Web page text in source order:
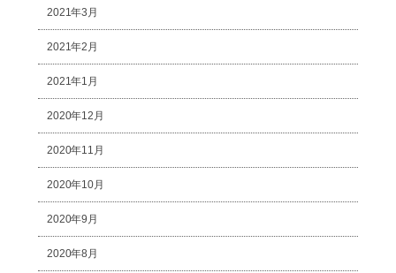
2021年3月
2021年2月
2021年1月
2020年12月
2020年11月
2020年10月
2020年9月
2020年8月